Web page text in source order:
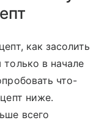
как засолить
в начале
что-
ниже.
всего